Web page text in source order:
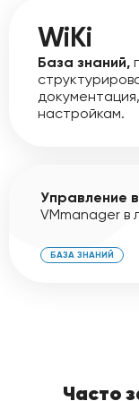
WiKi
База знаний,
настройкам.
Управление
VMmanager в
БАЗА ЗНАНИЙ
Часто